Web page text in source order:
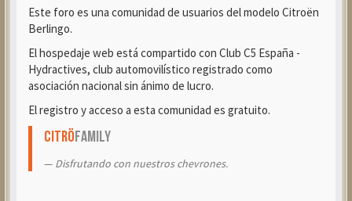
Este foro es una comunidad de usuarios del modelo Citroën
Berlingo.
El hospedaje web está compartido con Club C5 España -
Hydractives, club automovilístico registrado como
asociación nacional sin ánimo de lucro.
El registro y acceso a esta comunidad es gratuito.
CitröFamily
Disfrutando con nuestros chevrones.